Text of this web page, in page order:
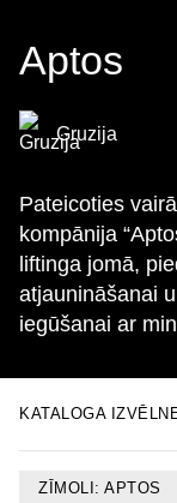
Aptos
Gruzija
Pateicoties
kompānija
liftinga jomā,
atjaunināšanai
iegūšanai ar
KATALOGA
ZĪMOLI: APTOS